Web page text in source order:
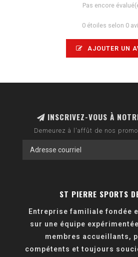
Pas encore
0 étoiles selon 0
AJOUTER UN
INSCRIVEZ-VOUS À
Demeurez à l'affût de nos
ST PIERRE SPORTS
Entreprise familiale fondée
sur une équipe
membres accueillants,
compétents et toujours